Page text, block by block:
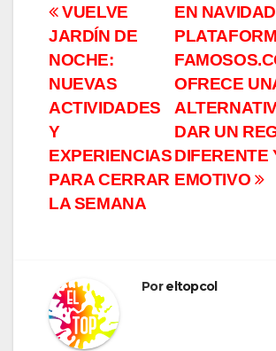
Navegación
de
entradas
EN
OFRECE
DAR UN
DIFERENTE
EMOTIVO
VUELVE
JARDÍN DE
NOCHE:
NUEVAS
ACTIVIDADES
Y
EXPERIENCIAS
PARA CERRAR
LA SEMANA
Poreltopcol